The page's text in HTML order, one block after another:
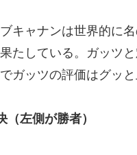
キャナンは世界的に
たしている。ガッツ
ガッツの評価はグッと
左側が勝者）